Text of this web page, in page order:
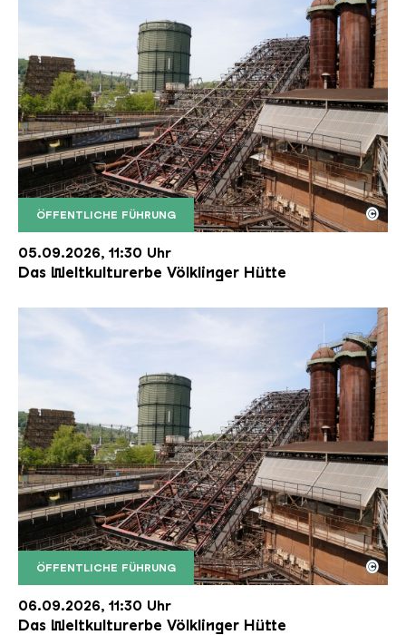
ÖFFENTLICHE FÜHRUNG
Der Erzschrägaufzug der Völklinger Hütte mit
Copyright: Weltkulturerbe Völklinger Hütte | Karl
©
05.09.2026, 11:30 Uhr
Das Weltkulturerbe Völklinger Hütte
ÖFFENTLICHE FÜHRUNG
Der Erzschrägaufzug der Völklinger Hütte mit
Copyright: Weltkulturerbe Völklinger Hütte | Karl
©
06.09.2026, 11:30 Uhr
Das Weltkulturerbe Völklinger Hütte